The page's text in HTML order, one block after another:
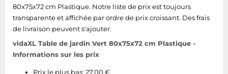
80x75x72 cm Plastique. Notre liste de prix est toujours
transparente et affichée par ordre de prix croissant. Des frais
de livraison peuvent s'ajouter.
vidaXL Table de jardin Vert 80x75x72 cm Plastique -
Informations sur les prix
Prix le plus bas: 27,00 €